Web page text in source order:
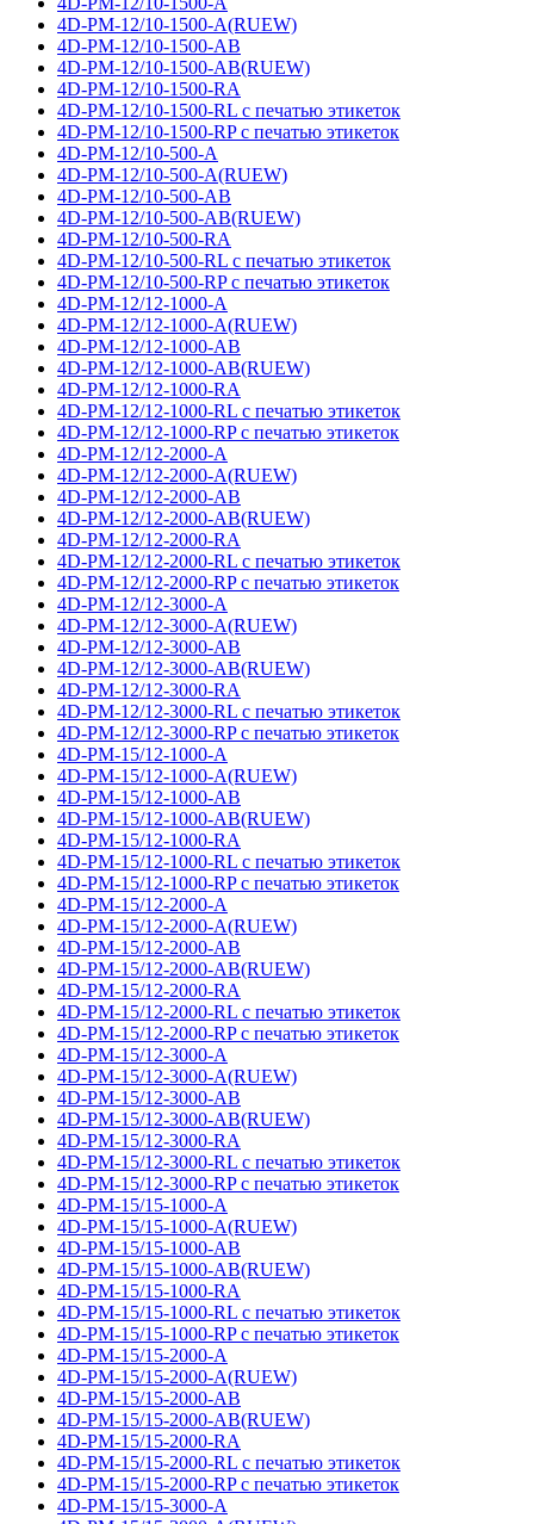
4D-PM-12/10-1500-A(RUEW)
4D-PM-12/10-1500-AB
4D-PM-12/10-1500-AB(RUEW)
4D-PM-12/10-1500-RA
4D-PM-12/10-1500-RL с печатью этикеток
4D-PM-12/10-1500-RP с печатью этикеток
4D-PM-12/10-500-A
4D-PM-12/10-500-A(RUEW)
4D-PM-12/10-500-AB
4D-PM-12/10-500-AB(RUEW)
4D-PM-12/10-500-RA
4D-PM-12/10-500-RL с печатью этикеток
4D-PM-12/10-500-RP с печатью этикеток
4D-PM-12/12-1000-A
4D-PM-12/12-1000-A(RUEW)
4D-PM-12/12-1000-AB
4D-PM-12/12-1000-AB(RUEW)
4D-PM-12/12-1000-RA
4D-PM-12/12-1000-RL с печатью этикеток
4D-PM-12/12-1000-RP с печатью этикеток
4D-PM-12/12-2000-A
4D-PM-12/12-2000-A(RUEW)
4D-PM-12/12-2000-AB
4D-PM-12/12-2000-AB(RUEW)
4D-PM-12/12-2000-RA
4D-PM-12/12-2000-RL с печатью этикеток
4D-PM-12/12-2000-RP с печатью этикеток
4D-PM-12/12-3000-A
4D-PM-12/12-3000-A(RUEW)
4D-PM-12/12-3000-AB
4D-PM-12/12-3000-AB(RUEW)
4D-PM-12/12-3000-RA
4D-PM-12/12-3000-RL с печатью этикеток
4D-PM-12/12-3000-RP с печатью этикеток
4D-PM-15/12-1000-A
4D-PM-15/12-1000-A(RUEW)
4D-PM-15/12-1000-AB
4D-PM-15/12-1000-AB(RUEW)
4D-PM-15/12-1000-RA
4D-PM-15/12-1000-RL с печатью этикеток
4D-PM-15/12-1000-RP с печатью этикеток
4D-PM-15/12-2000-A
4D-PM-15/12-2000-A(RUEW)
4D-PM-15/12-2000-AB
4D-PM-15/12-2000-AB(RUEW)
4D-PM-15/12-2000-RA
4D-PM-15/12-2000-RL с печатью этикеток
4D-PM-15/12-2000-RP с печатью этикеток
4D-PM-15/12-3000-A
4D-PM-15/12-3000-A(RUEW)
4D-PM-15/12-3000-AB
4D-PM-15/12-3000-AB(RUEW)
4D-PM-15/12-3000-RA
4D-PM-15/12-3000-RL с печатью этикеток
4D-PM-15/12-3000-RP с печатью этикеток
4D-PM-15/15-1000-A
4D-PM-15/15-1000-A(RUEW)
4D-PM-15/15-1000-AB
4D-PM-15/15-1000-AB(RUEW)
4D-PM-15/15-1000-RA
4D-PM-15/15-1000-RL с печатью этикеток
4D-PM-15/15-1000-RP с печатью этикеток
4D-PM-15/15-2000-A
4D-PM-15/15-2000-A(RUEW)
4D-PM-15/15-2000-AB
4D-PM-15/15-2000-AB(RUEW)
4D-PM-15/15-2000-RA
4D-PM-15/15-2000-RL с печатью этикеток
4D-PM-15/15-2000-RP с печатью этикеток
4D-PM-15/15-3000-A